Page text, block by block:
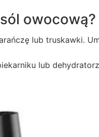
owocową?
lub truskawki.
lub